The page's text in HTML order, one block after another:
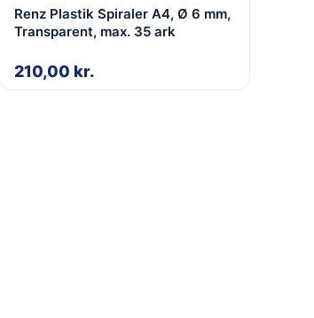
Renz Plastik Spiraler A4, Ø 6 mm,
Transparent, max. 35 ark
210,00 kr.